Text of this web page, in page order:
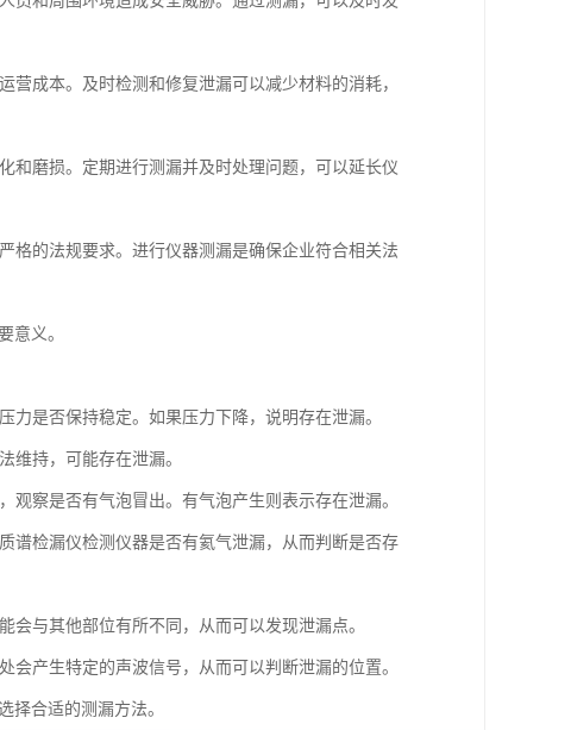
成本。及时检测和修复泄漏可以减少材料的消耗，
和磨损。定期进行测漏并及时处理问题，可以延长仪
格的法规要求。进行仪器测漏是确保企业符合相关法
意义。
是否保持稳定。如果压力下降，说明存在泄漏。
维持，可能存在泄漏。
察是否有气泡冒出。有气泡产生则表示存在泄漏。
谱检漏仪检测仪器是否有氦气泄漏，从而判断是否存
与其他部位有所不同，从而可以发现泄漏点。
产生特定的声波信号，从而可以判断泄漏的位置。
择合适的测漏方法。